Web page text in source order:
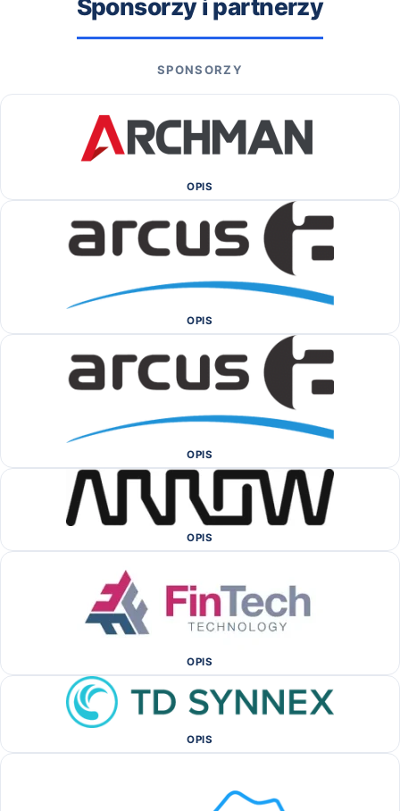
Sponsorzy i partnerzy
SPONSORZY
OPIS
OPIS
OPIS
OPIS
OPIS
OPIS